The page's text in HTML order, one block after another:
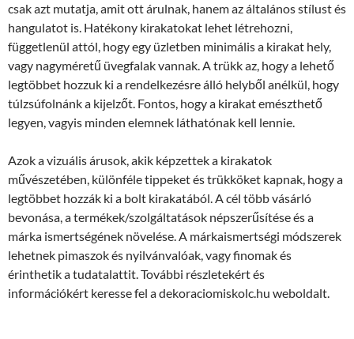
csak azt mutatja, amit ott árulnak, hanem az általános stílust és
hangulatot is. Hatékony kirakatokat lehet létrehozni,
függetlenül attól, hogy egy üzletben minimális a kirakat hely,
vagy nagyméretű üvegfalak vannak. A trükk az, hogy a lehető
legtöbbet hozzuk ki a rendelkezésre álló helyből anélkül, hogy
túlzsúfolnánk a kijelzőt. Fontos, hogy a kirakat emészthető
legyen, vagyis minden elemnek láthatónak kell lennie.
Azok a vizuális árusok, akik képzettek a kirakatok
művészetében, különféle tippeket és trükköket kapnak, hogy a
legtöbbet hozzák ki a bolt kirakatából. A cél több vásárló
bevonása, a termékek/szolgáltatások népszerűsítése és a
márka ismertségének növelése. A márkaismertségi módszerek
lehetnek pimaszok és nyilvánvalóak, vagy finomak és
érinthetik a tudatalattit. További részletekért és
információkért keresse fel a dekoraciomiskolc.hu weboldalt.